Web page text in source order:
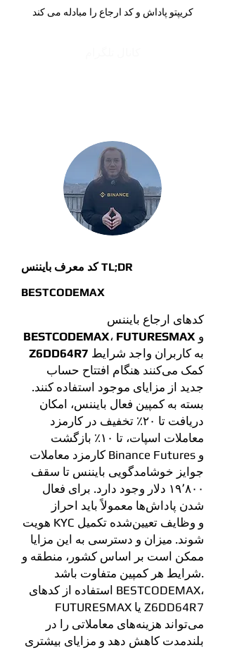
کریپتو پاداش و کد ارجاع را مبادله می کند
کد معرف بایننس TL;DR
BESTCODEMAX
کدهای ارجاع بایننس
BESTCODEMAX، FUTURESMAX و
Z6DD64R7 به کاربران واجد شرایط
کمک می‌کنند هنگام افتتاح حساب
جدید از مزایای موجود استفاده کنند.
بسته به کمپین فعال بایننس، امکان
دریافت تا ۲۰٪ تخفیف در کارمزد
معاملات اسپات، تا ۱۰٪ بازگشت
کارمزد معاملات Binance Futures و
جوایز خوشامدگویی بایننس تا سقف
۱۹٬۸۰۰ دلار وجود دارد. برای فعال
شدن پاداش‌ها معمولاً باید احراز
هویت KYC و وظایف تعیین‌شده تکمیل
شوند. میزان و دسترسی به این مزایا
ممکن است بر اساس کشور، منطقه و
شرایط هر کمپین متفاوت باشد.
استفاده از کدهای BESTCODEMAX،
FUTURESMAX یا Z6DD64R7
می‌تواند هزینه‌های معاملاتی را در
بلندمدت کاهش دهد و مزایای بیشتری